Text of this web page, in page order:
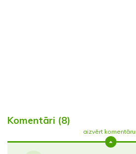
Komentāri (8)
aizvērt